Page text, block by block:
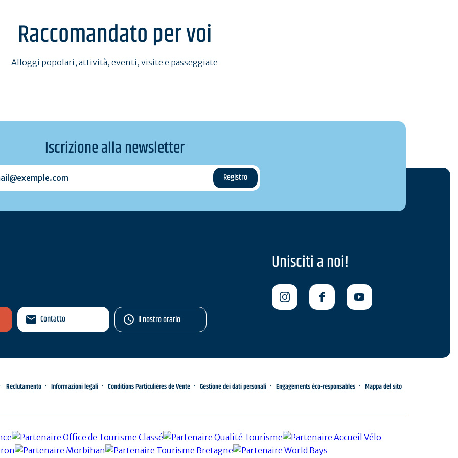
Raccomandato per voi
Alloggi popolari, attività, eventi, visite e passeggiate
Iscrizione alla newsletter
Contatto Il nostro orario
Unisciti a noi!
Reclutamento Informazioni legali Conditions Particulières de Vente Gestione dei dati personali Engagements éco-responsables Mappa del sito